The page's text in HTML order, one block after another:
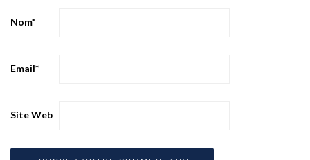
Nom*
Email*
Site Web